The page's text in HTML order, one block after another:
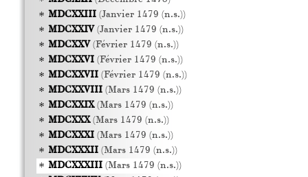
MDCXXIII(Janvier 1479 (n.s.))
MDCXXIV(Janvier 1479 (n.s.))
MDCXXV(Février 1479 (n.s.))
MDCXXVI(Février 1479 (n.s.))
MDCXXVII(Février 1479 (n.s.))
MDCXXVIII(Mars 1479 (n.s.))
MDCXXIX(Mars 1479 (n.s.))
MDCXXX(Mars 1479 (n.s.))
MDCXXXI(Mars 1479 (n.s.))
MDCXXXII(Mars 1479 (n.s.))
MDCXXXIII(Mars 1479 (n.s.))